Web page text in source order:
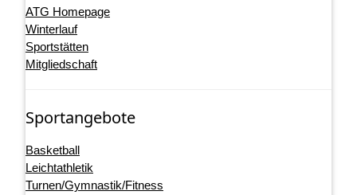
ATG Homepage
Winterlauf
Sportstätten
Mitgliedschaft
Sportangebote
Basketball
Leichtathletik
Turnen/Gymnastik/Fitness